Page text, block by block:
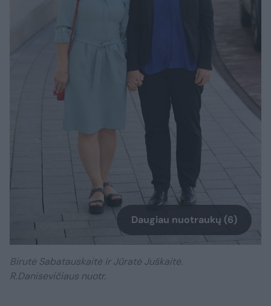
Daugiau nuotraukų (6)
Birutė Sabatauskaitė ir Jūratė Juškaitė.
R.Danisevičiaus nuotr.